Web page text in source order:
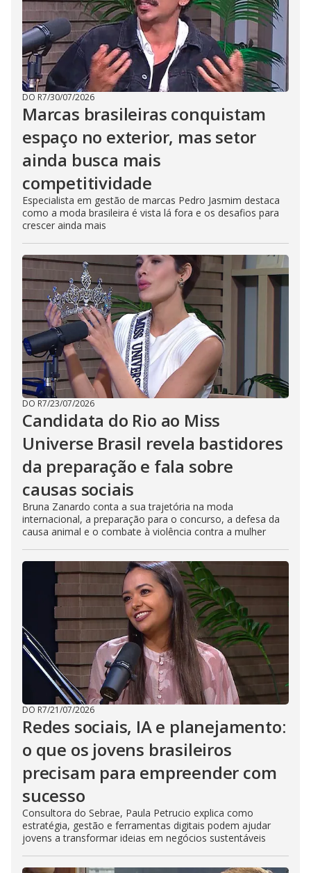
DO R7/30/07/2026
Marcas brasileiras conquistam
espaço no exterior, mas setor
ainda busca mais
competitividade
Especialista em gestão de marcas Pedro Jasmim destaca
como a moda brasileira é vista lá fora e os desafios para
crescer ainda mais
DO R7/23/07/2026
Candidata do Rio ao Miss
Universe Brasil revela bastidores
da preparação e fala sobre
causas sociais
Bruna Zanardo conta a sua trajetória na moda
internacional, a preparação para o concurso, a defesa da
causa animal e o combate à violência contra a mulher
DO R7/21/07/2026
Redes sociais, IA e planejamento:
o que os jovens brasileiros
precisam para empreender com
sucesso
Consultora do Sebrae, Paula Petrucio explica como
estratégia, gestão e ferramentas digitais podem ajudar
jovens a transformar ideias em negócios sustentáveis